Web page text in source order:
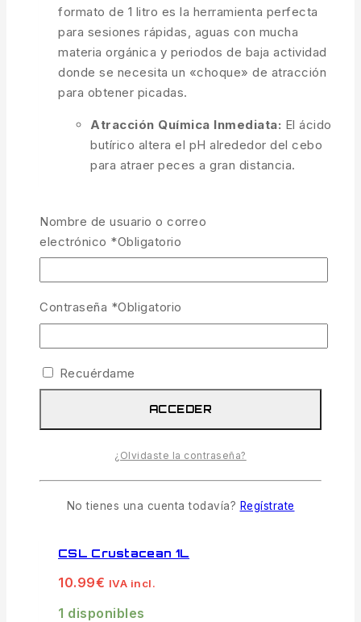
formato de 1 litro es la herramienta perfecta
para sesiones rápidas, aguas con mucha
materia orgánica y periodos de baja actividad
donde se necesita un «choque» de atracción
para obtener picadas.
Atracción Química Inmediata: El ácido
butírico altera el pH alrededor del cebo
para atraer peces a gran distancia.
fermentado (CSL) cargado de nutrientes
naturales.
capas de agua.
dañarlas.
CSL Crustacean 1L
10.99€ IVA incl.
1 disponibles
Nombre de usuario o correo
electrónico *Obligatorio
Contraseña *Obligatorio
Recuérdame
ACCEDER
¿Olvidaste la contraseña?
No tienes una cuenta todavía? Regístrate